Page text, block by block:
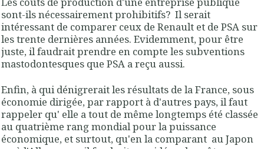
sont-ils nécessairement prohibitifs? Il serait
intéressant de comparer ceux de Renault et de PSA sur
les trente dernières années. Evidemment, pour être
juste, il faudrait prendre en compte les subventions
mastodontesques que PSA a reçu aussi.
Enfin, à qui dénigrerait les résultats de la France, sous
économie dirigée, par rapport à d'autres pays, il faut
rappeler qu' elle a tout de même longtemps été classée
au quatrième rang mondial pour la puissance
économique, et surtout, qu'en la comparant au Japon